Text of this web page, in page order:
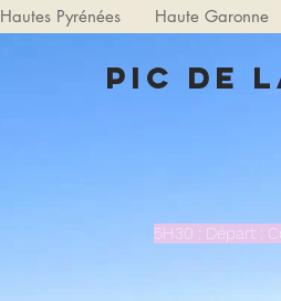
Hautes Pyrénées Haute Garonne
Pic de
5H30 : Départ :